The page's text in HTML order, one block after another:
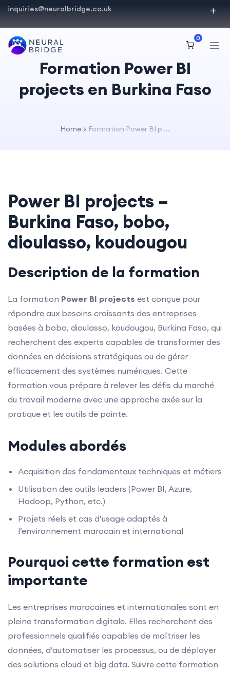
inquiries@neuralbridge.co.uk
0
Formation Power BI
projects en Burkina Faso
Home Formation Power BI p ...
Power BI projects –
Burkina Faso, bobo,
dioulasso, koudougou
Description de la formation
La formation Power BI projects est conçue pour
répondre aux besoins croissants des entreprises
basées à bobo, dioulasso, koudougou, Burkina Faso, qui
recherchent des experts capables de transformer des
données en décisions stratégiques ou de gérer
efficacement des systèmes numériques. Cette
formation vous prépare à relever les défis du marché
du travail moderne avec une approche axée sur la
pratique et les outils de pointe.
Modules abordés
Acquisition des fondamentaux techniques et métiers
Utilisation des outils leaders (Power BI, Azure,
Hadoop, Python, etc.)
Projets réels et cas d’usage adaptés à
l’environnement marocain et international
Pourquoi cette formation est
importante
Les entreprises marocaines et internationales sont en
pleine transformation digitale. Elles recherchent des
professionnels qualifiés capables de maîtriser les
données, d’automatiser les processus, ou de déployer
des solutions cloud et big data. Suivre cette formation